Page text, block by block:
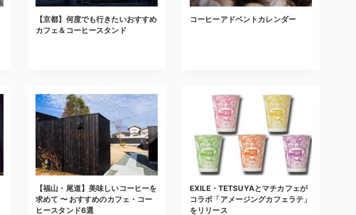
【京都】何度でも行きたいおすすめ
カフェ＆コーヒースタンド
コーヒーアドベントカレンダー
【福山・尾道】美味しいコーヒーを
求めて 〜 おすすめのカフェ・コー
ヒースタンド6選
EXILE・TETSUYAとマチカフェが
コラボ「アメージングカフェラテ」
をリリース